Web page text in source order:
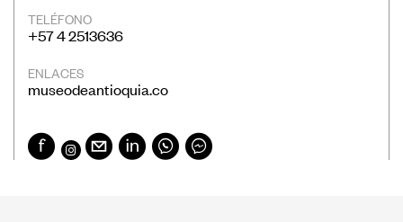
TELÉFONO
+57 4 2513636
ENLACES
museodeantioquia.co